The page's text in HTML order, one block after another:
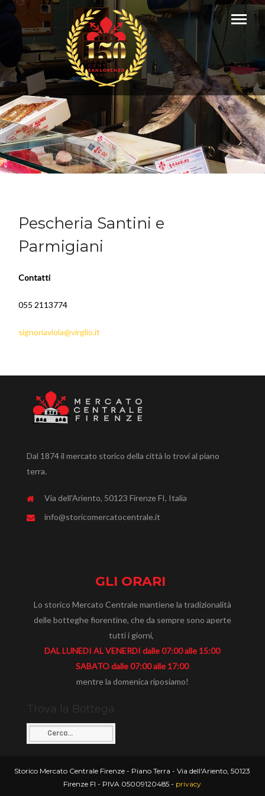
Pescheria Santini e
Parmigiani
Contatti
055 2113774
signoriaviola@virglio.it
Dal 1874 il mercato storico della città lo trovi al piano
terra.
Via dell'Ariento, 50123 Firenze FI, Italia
info@storicomercatocentrale.it
GLI ORARI
Lo storico Mercato Centrale mantiene la tradizionalità
delle botteghe fiorentine, che da sempre sono aperte
tutti i giorni,
DAL LUNEDI AL VENERDI dalle 07:00 alle 15:00
SABATO dalle 07:00 alle 17:00
mentre la domenica riposiamo!
Trova la Bottega
Storico Mercato Centrale Firenze - Piano Terra - Via dell'Ariento, 50123
Firenze FI - PIVA 05009120485 - privacy